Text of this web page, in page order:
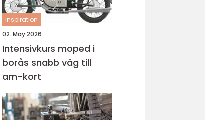
inspiration
02. May 2026
Intensivkurs moped i
borås snabb väg till
am-kort